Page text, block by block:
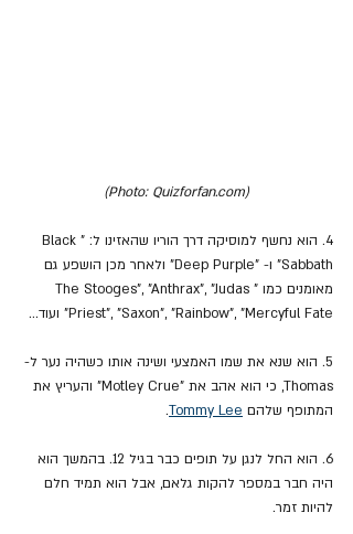
(Photo: Quizforfan.com)
4. הוא נחשף למוסיקה דרך הוריו שהאזינו ל: "Black
Sabbath" ו- "Deep Purple" ולאחר מכן הושפע גם
מאומנים כמו "The Stooges", "Anthrax", "Judas
Priest", "Saxon", "Rainbow", "Mercyful Fate" ועוד...
5. הוא שנא את שמו האמצעי ושינה אותו כשהיה נער ל-
Thomas, כי הוא אהב את "Motley Crue" והעריץ את
המתופף שלהם Tommy Lee
.
6. הוא החל לנגן על תופים כבר בגיל 12. בהמשך הוא
היה חבר במספר להקות גלאם, אבל הוא תמיד חלם
להיות זמר.